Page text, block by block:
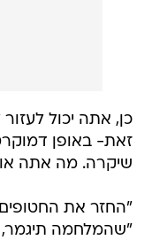
כן, אתה יכול
זאת- באופן
שיקרה. מה אתה
"החזר את החטופים
"שהמלחמה תיגמר,